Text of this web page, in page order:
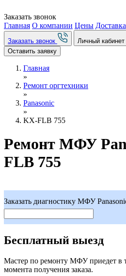
Заказать звонок
Главная О компании Цены Доставка
Заказать звонок
Личный кабинет
Оставить заявку
Главная
»
Ремонт оргтехники
»
Panasonic
»
KX-FLB 755
Ремонт МФУ
FLB 755
Заказать диагностику МФУ
Бесплатный выезд
Мастер по ремонту МФУ приедет в
момента получения заказа.